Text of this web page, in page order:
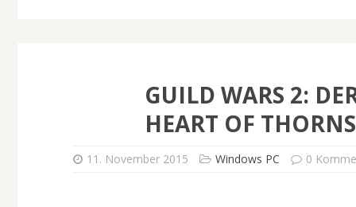
GUILD WARS 2:
HEART OF
11. November 2015 Windows PC 0